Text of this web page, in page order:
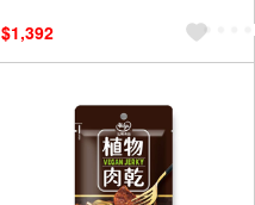
$1,392